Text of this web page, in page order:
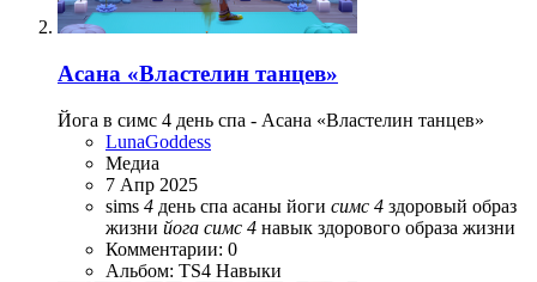
Асана «Властелин танцев»
Йога в симс 4 день спа - Асана «Властелин танцев»
LunaGoddess
Медиа
7 Апр 2025
sims 4 день спа асаны йоги симс 4 здоровый образ
жизни йога симс 4 навык здорового образа жизни
Комментарии: 0
Альбом: TS4 Навыки